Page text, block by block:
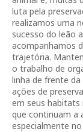
luta pela
realizamos uma
sucesso do leão
acompanhamos
trajetória.
o trabalho de
linha de frente
ações de
em seus habitats
que continuam a
especialmente no